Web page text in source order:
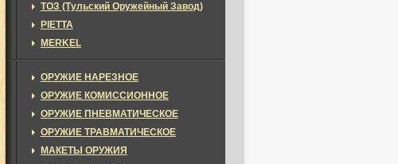
ТОЗ (Тульский Оружейный Завод)
PIETTA
MERKEL
ОРУЖИЕ НАРЕЗНОЕ
ОРУЖИЕ КОМИССИОННОЕ
ОРУЖИЕ ПНЕВМАТИЧЕСКОЕ
ОРУЖИЕ ТРАВМАТИЧЕСКОЕ
МАКЕТЫ ОРУЖИЯ